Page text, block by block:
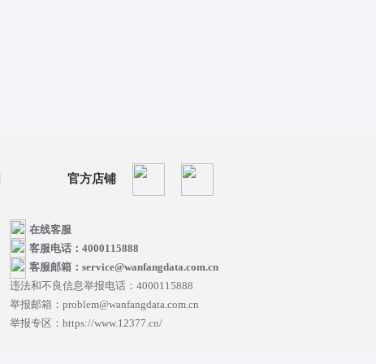
官方店铺
在线客服
客服电话：4000115888
客服邮箱：service@wanfangdata.com.cn
违法和不良信息举报电话：4000115888
举报邮箱：problem@wanfangdata.com.cn
举报专区：https://www.12377.cn/